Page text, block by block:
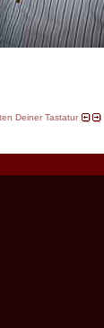
Deiner Tastatur